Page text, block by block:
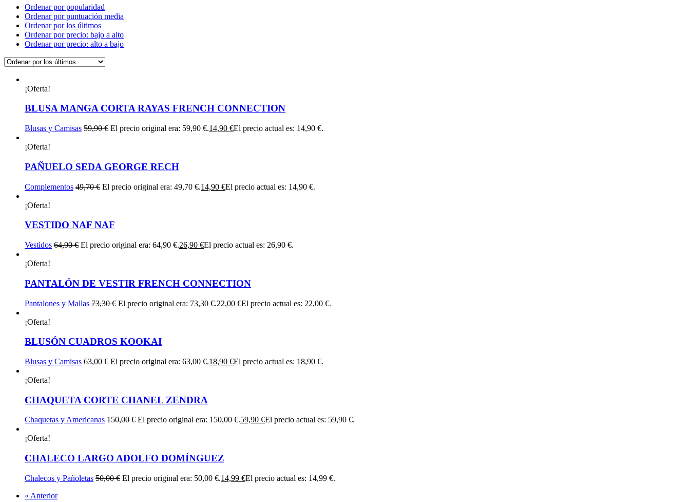
Ordenar por popularidad
Ordenar por puntuación media
Ordenar por los últimos
Ordenar por precio: bajo a alto
Ordenar por precio: alto a bajo
¡Oferta!
BLUSA MANGA CORTA RAYAS FRENCH CONNECTION
Blusas y Camisas 59,90€ El precio original era: 59,90 €.14,90 €El precio actual es: 14,90 €.
¡Oferta!
PAÑUELO SEDA GEORGE RECH
Complementos 49,70€ El precio original era: 49,70 €.14,90 €El precio actual es: 14,90 €.
¡Oferta!
VESTIDO NAF NAF
Vestidos 64,90€ El precio original era: 64,90 €.26,90 €El precio actual es: 26,90 €.
¡Oferta!
PANTALÓN DE VESTIR FRENCH CONNECTION
Pantalones y Mallas 73,30€ El precio original era: 73,30 €.22,00 €El precio actual es: 22,00 €.
¡Oferta!
BLUSÓN CUADROS KOOKAI
Blusas y Camisas 63,00€ El precio original era: 63,00 €.18,90 €El precio actual es: 18,90 €.
¡Oferta!
CHAQUETA CORTE CHANEL ZENDRA
Chaquetas y Americanas 150,00€ El precio original era: 150,00 €.59,90 €El precio actual es: 59,90 €.
¡Oferta!
CHALECO LARGO ADOLFO DOMÍNGUEZ
Chalecos y Pañoletas 50,00€ El precio original era: 50,00 €.14,99 €El precio actual es: 14,99 €.
« Anterior